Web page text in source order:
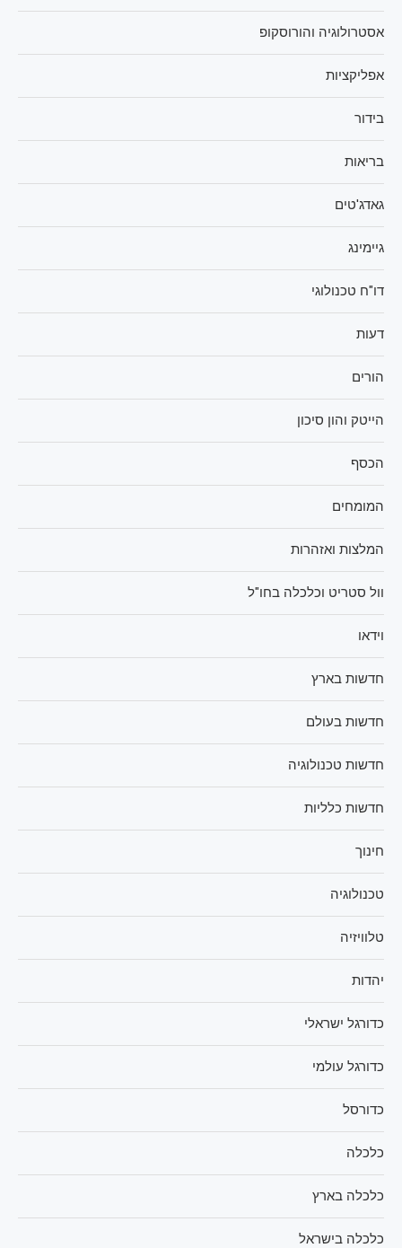
אסטרולוגיה והורוסקופ
אפליקציות
בידור
בריאות
גאדג'טים
גיימינג
דו"ח טכנולוגי
דעות
הורים
הייטק והון סיכון
הכסף
המומחים
המלצות ואזהרות
וול סטריט וכלכלה בחו"ל
וידאו
חדשות בארץ
חדשות בעולם
חדשות טכנולוגיה
חדשות כלליות
חינוך
טכנולוגיה
טלוויזיה
יהדות
כדורגל ישראלי
כדורגל עולמי
כדורסל
כלכלה
כלכלה בארץ
כלכלה בישראל